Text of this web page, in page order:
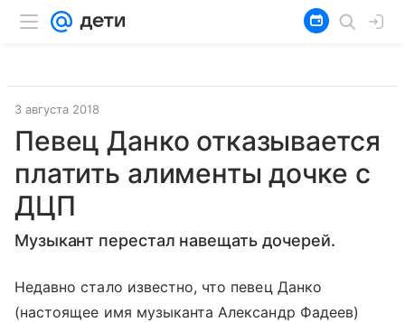
3 августа 2018
Певец Данко отказывается
платить алименты дочке с
ДЦП
Музыкант перестал навещать дочерей.
Недавно стало известно, что певец Данко
(настоящее имя музыканта Александр Фадеев)